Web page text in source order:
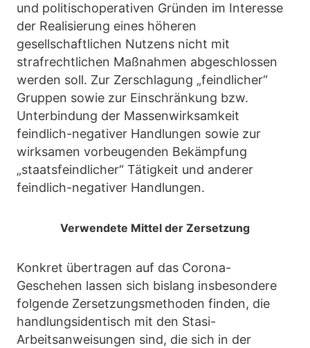
und politischoperativen Gründen im Interesse
der Realisierung eines höheren
gesellschaftlichen Nutzens nicht mit
strafrechtlichen Maßnahmen abgeschlossen
werden soll. Zur Zerschlagung „feindlicher“
Gruppen sowie zur Einschränkung bzw.
Unterbindung der Massenwirksamkeit
feindlich-negativer Handlungen sowie zur
wirksamen vorbeugenden Bekämpfung
„staatsfeindlicher“ Tätigkeit und anderer
feindlich-negativer Handlungen.
Verwendete Mittel der Zersetzung
Konkret übertragen auf das Corona-
Geschehen lassen sich bislang insbesondere
folgende Zersetzungsmethoden finden, die
handlungsidentisch mit den Stasi-
Arbeitsanweisungen sind, die sich in der